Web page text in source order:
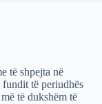
të shpejta në
të periudhës
të dukshëm të